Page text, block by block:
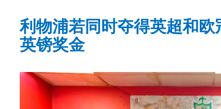
利物浦若同时夺得英超和
英镑奖金